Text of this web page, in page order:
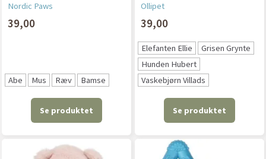
Nordic Paws
39,00
Abe Mus Ræv Bamse
Se produktet
Ollipet
39,00
Elefanten Ellie
Grisen Grynte
Hunden Hubert
Vaskebjørn Villads
Se produktet